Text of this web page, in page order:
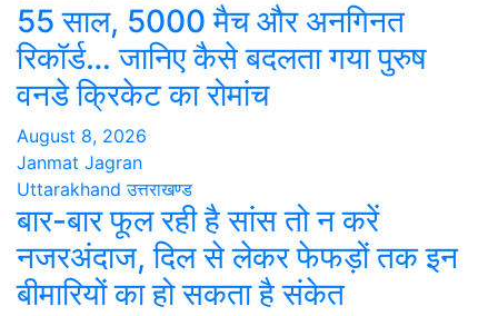
55 साल, 5000 मैच और अनगिनत
रिकॉर्ड… जानिए कैसे बदलता गया पुरुष
वनडे क्रिकेट का रोमांच
August 8, 2026
Janmat Jagran
Uttarakhand उत्तराखण्ड
बार-बार फूल रही है सांस तो न करें
नजरअंदाज, दिल से लेकर फेफड़ों तक इन
बीमारियों का हो सकता है संकेत